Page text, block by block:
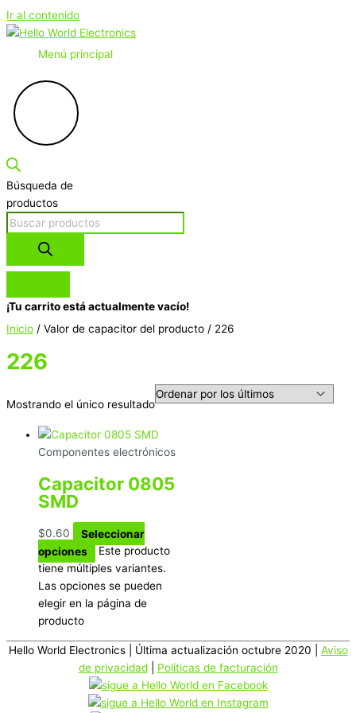
Ir al contenido
Menú principal
Búsqueda de
productos
¡Tu carrito está actualmente vacío!
Inicio / Valor de capacitor del producto / 226
226
Mostrando el único resultado
Componentes electrónicos
Capacitor 0805
SMD
$0.60
Seleccionar
opciones
Este producto
tiene múltiples variantes.
Las opciones se pueden
elegir en la página de
producto
Hello World Electronics| Última actualización octubre 2020 | Aviso
de privacidad| Políticas de facturación